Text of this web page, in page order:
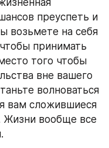
преуспеть и
возьмете на себя
принимать
того чтобы
вне вашего
волноваться
вам сложившиеся
Жизни вообще все